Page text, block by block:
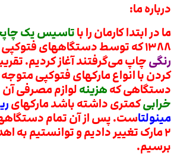
درباره ما:
ما در ابتدا کارمان را باتاسیس یک
۱۳۸۸ که توسط دستگاههای فتوکپی
رنگیچاپ می‌گرفتند آغاز کردیم.
کردن با انواع مارکهای فتوکپی
دستگاهی کههزینهلوازم مصرفی آن
خرابیکمتری داشته باشد مارکهای
مینولتاست. پس از آن تمام
۲ مارک تغییر دادیم و توانستیم به
برسیم.